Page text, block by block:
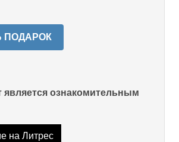
ПОДАРОК
является ознакомительным
на Литрес